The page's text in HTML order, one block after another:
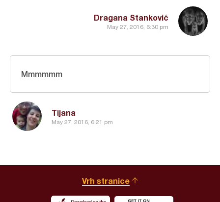
Dragana Stanković
May 27, 2016, 6:30 pm
Tijana
May 27, 2016, 6:21 pm
Mmmmmm
Vrh stranice